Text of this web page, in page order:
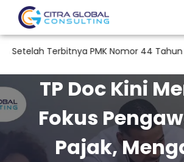
Terbitnya PMK Nomor 44 Tahun 2026?
TP Doc Kini
Fokus
Pajak,